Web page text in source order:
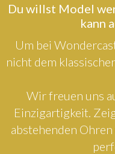
Du willst Model
kann
Um bei
nicht dem
Wir freuen uns
Einzigartigkeit.
abstehenden